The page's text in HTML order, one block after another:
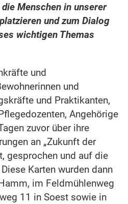
Menschen in unserer
und zum Dialog
wichtigen Themas
und
und
und Praktikanten,
Angehörige
zuvor über ihre
an „Zukunft der
gesprochen und auf die
Karten wurden dann
im Feldmühlenweg
11 in Soest sowie in